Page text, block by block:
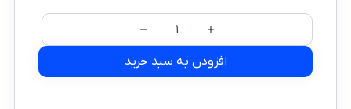
افزودن به سبد خرید